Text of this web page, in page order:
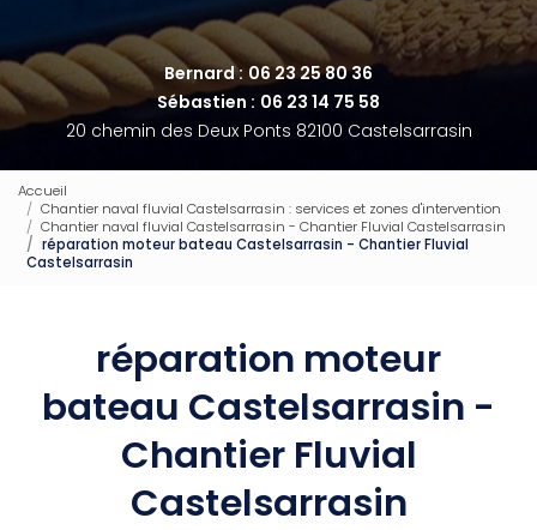
Bernard : 06 23 25 80 36
Sébastien : 06 23 14 75 58
20 chemin des Deux Ponts 82100 Castelsarrasin
Accueil
Chantier naval fluvial Castelsarrasin : services et zones d'intervention
Chantier naval fluvial Castelsarrasin - Chantier Fluvial Castelsarrasin
réparation moteur bateau Castelsarrasin - Chantier Fluvial
Castelsarrasin
réparation moteur
bateau Castelsarrasin -
Chantier Fluvial
Castelsarrasin